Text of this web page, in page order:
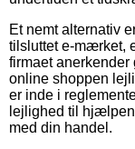
Et nemt alternativ
tilsluttet e-mærket,
firmaet
online shoppen
er inde i
lejlighed til
med din handel.